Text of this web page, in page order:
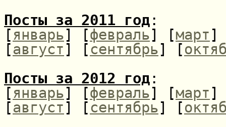
Посты за 2011 год :
[январь] [февраль] [март]
[август] [сентябрь] [
Посты за 2012 год :
[январь] [февраль] [март]
[август] [сентябрь] [